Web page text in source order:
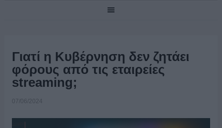
Γιατί η Κυβέρνηση δεν ζητάει
φόρους από τις εταιρείες
streaming;
07/06/2024